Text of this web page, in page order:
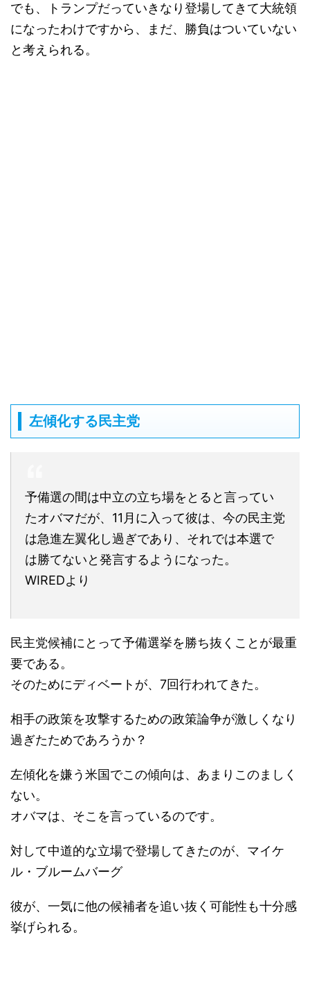
でも、トランプだっていきなり登場してきて大統領
になったわけですから、まだ、勝負はついていない
と考えられる。
左傾化する民主党
予備選の間は中立の立ち場をとると言ってい
たオバマだが、11月に入って彼は、今の民主党
は急進左翼化し過ぎであり、それでは本選で
は勝てないと発言するようになった。
WIREDより
民主党候補にとって予備選挙を勝ち抜くことが最重
要である。
そのためにディベートが、7回行われてきた。
相手の政策を攻撃するための政策論争が激しくなり
過ぎたためであろうか？
左傾化を嫌う米国でこの傾向は、あまりこのましく
ない。
オバマは、そこを言っているのです。
対して中道的な立場で登場してきたのが、マイケ
ル・ブルームバーグ
彼が、一気に他の候補者を追い抜く可能性も十分感
挙げられる。